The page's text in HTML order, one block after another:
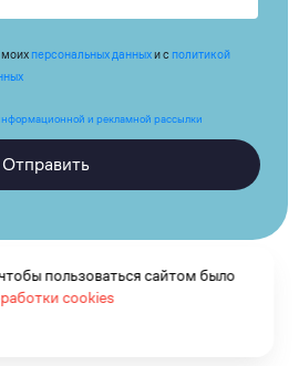
моих персональных данныхи с политикой
и рекламной рассылки
Отправить
пользоваться сайтом было
cookies